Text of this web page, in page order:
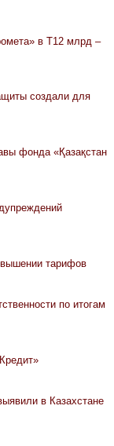
в Т12 млрд –
создали для
фонда «Қазақстан
тарифов
по итогам
в Казахстане